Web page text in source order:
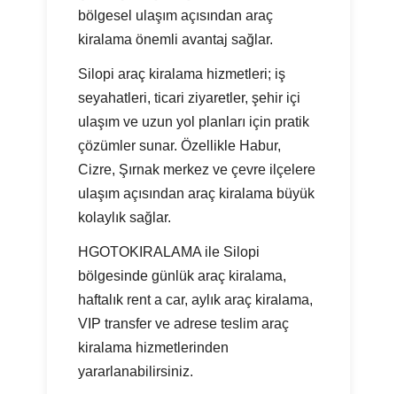
bölgesel ulaşım açısından araç
kiralama önemli avantaj sağlar.
Silopi araç kiralama hizmetleri; iş
seyahatleri, ticari ziyaretler, şehir içi
ulaşım ve uzun yol planları için pratik
çözümler sunar. Özellikle Habur,
Cizre, Şırnak merkez ve çevre ilçelere
ulaşım açısından araç kiralama büyük
kolaylık sağlar.
HGOTOKIRALAMA ile Silopi
bölgesinde günlük araç kiralama,
haftalık rent a car, aylık araç kiralama,
VIP transfer ve adrese teslim araç
kiralama hizmetlerinden
yararlanabilirsiniz.